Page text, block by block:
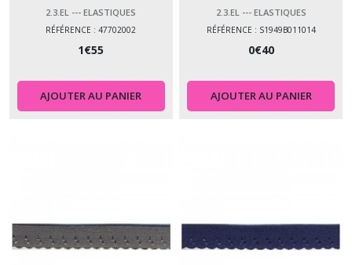
2.3.EL --- ELASTIQUES
RÉFÉRENCE : 47702002
1€55
AJOUTER AU PANIER
2.3.EL --- ELASTIQUES
RÉFÉRENCE : S1949B011014
0€40
AJOUTER AU PANIER